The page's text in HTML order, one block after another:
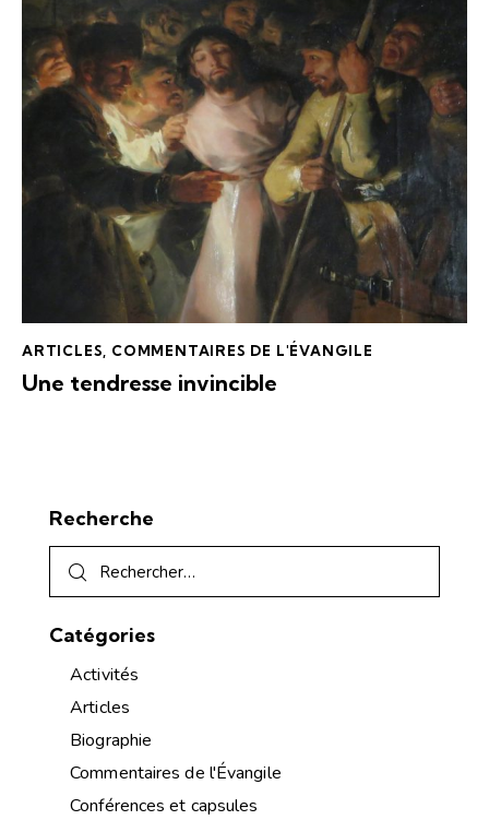
ARTICLES, COMMENTAIRES DE L'ÉVANGILE
Une tendresse invincible
Recherche
Catégories
Activités
Articles
Biographie
Commentaires de l'Évangile
Conférences et capsules